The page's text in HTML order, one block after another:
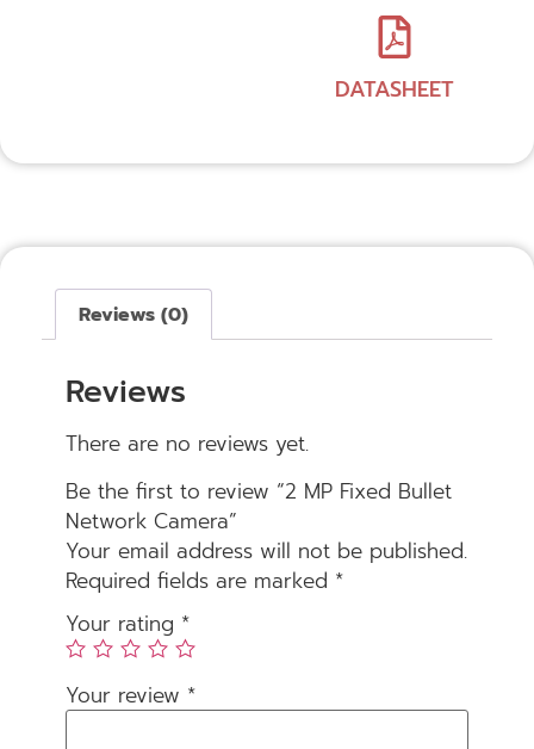
DATASHEET
Reviews (0)
Reviews
There are no reviews yet.
Be the first to review “2 MP Fixed Bullet
Network Camera”
Your email address will not be published.
Required fields are marked *
Your rating *
Your review *